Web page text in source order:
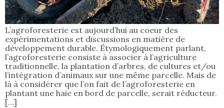
L’agroforesterie est aujourd’hui au coeur des
expérimentations et discussions en matière de
développement durable. Étymologiquement parlant,
l’agroforesterie consiste à associer à l’agriculture
traditionnelle, la plantation d’arbres, de cultures et/ou
l’intégration d’animaux sur une même parcelle. Mais de
là à considérer que l’on fait de l’agroforesterie en
plantant une haie en bord de parcelle, serait réducteur.
[…]